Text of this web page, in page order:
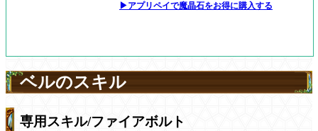
▶アプリペイで魔晶石をお得に購入する
ベルのスキル
専用スキル/ファイアボルト